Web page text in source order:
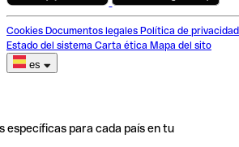
Cookies Documentos legales Política de privacidad
Estado del sistema Carta ética Mapa del sito
es
específicas para cada país en tu